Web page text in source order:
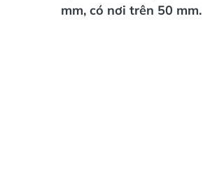
mm, có nơi trên 50 mm.